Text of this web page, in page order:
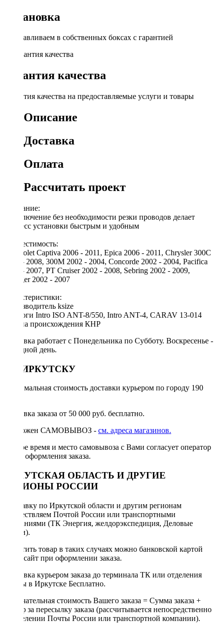
Установка
Устанавливаем в собственных боксах с гарантией
Гарантия качества
Гарантия качества на предоставляемые услуги и товары
Описание
Доставка
Оплата
Рассчитать проект
Описание:
Подключение без необходимости резки проводов делает
процесс установки быстрым и удобным
Совместимость:
Chevrolet Captiva 2006 - 2011, Epica 2006 - 2011, Chrysler 300C
2002 - 2008, 300M 2002 - 2004, Concorde 2002 - 2004, Pacifica
2003 - 2007, PT Cruiser 2002 - 2008, Sebring 2002 - 2009,
Voyager 2002 - 2007
Характеристики:
Производитель ksize
Аналоги Intro ISO ANT-8/550, Intro ANT-4, CARAV 13-014
Страна происхождения КНР
Доставка работает с Понедельника по Субботу. Воскресенье -
выходной день.
ПО ИРКУТСКУ
Минимальная стоимость доставки курьером по городу 190
Доставка заказа от 50 000 руб. бесплатно.
Возможен САМОВЫВОЗ - см. адреса магазинов.
Точное время и место самовывоза с Вами согласует оператор
после оформления заказа.
ИРКУТСКАЯ ОБЛАСТЬ И ДРУГИЕ
РЕГИОНЫ РОССИИ
Отправку по Иркутской области и другим регионам
осуществляем Почтой России или транспортными
компаниями (ТК Энергия, желдорэкспедиция, Деловые
линии).
Оплатить товар в таких случаях можно банковской картой
через сайт при оформлении заказа.
Доставка курьером заказа до терминала ТК или отделения
Почты в Иркутске Бесплатно.
Окончательная стоимость Вашего заказа = Сумма заказа +
Тариф за пересылку заказа (рассчитывается непосредственно
в отделении Почты России или транспортной компании).